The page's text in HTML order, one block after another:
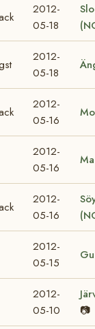
2012-
05-18
2012-
05-18
2012-
05-16
2012-
05-16
2012-
05-16
2012-
05-15
2012-
05-10
📷